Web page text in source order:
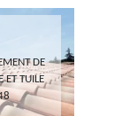
DE
ET TUILE